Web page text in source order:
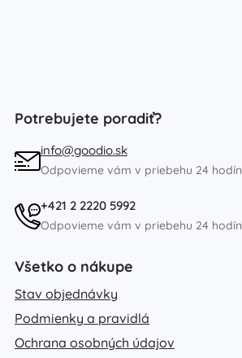
Potrebujete poradiť?
info@goodio.sk
Odpovieme vám v priebehu 24 hodín
+421 2 2220 5992
Odpovieme vám v priebehu 24 hodín
Všetko o nákupe
Stav objednávky
Podmienky a pravidlá
Ochrana osobných údajov